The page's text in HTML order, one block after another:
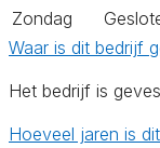
Zondag
Waar is dit bedrijf
Het bedrijf is
Hoeveel jaren is